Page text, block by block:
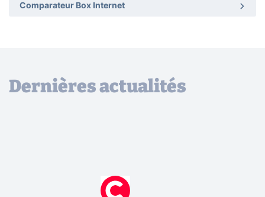
Comparateur Box Internet
Dernières actualités